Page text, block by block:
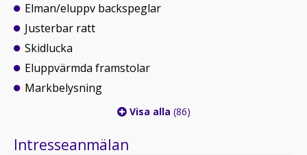
Elman/eluppv backspeglar
Justerbar ratt
Skidlucka
Eluppvärmda framstolar
Markbelysning
Visa alla (86)
Intresseanmälan